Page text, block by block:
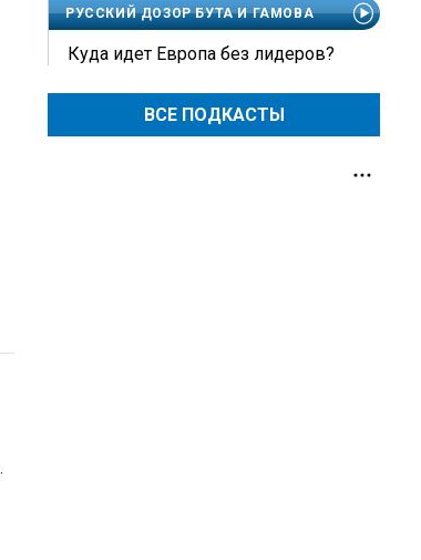
РУССКИЙ ДОЗОР БУТА И ГАМОВА
Куда идет Европа без лидеров?
ВСЕ ПОДКАСТЫ